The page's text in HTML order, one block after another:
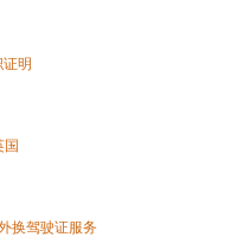
明
国
换驾驶证服务